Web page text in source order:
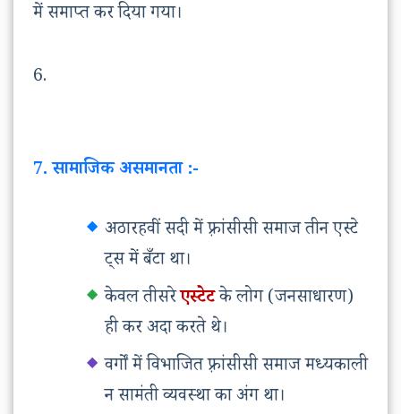
में समाप्त कर दिया गया।
6.
7. सामाजिक असमानता :-
अठारहवीं सदी में फ़्रांसीसी समाज तीन एस्टे
ट्स में बँटा था।
केवल तीसरेएस्टेटके लोग (जनसाधारण)
ही कर अदा करते थे।
वर्गों में विभाजित फ़्रांसीसी समाज मध्यकाली
न सामंती व्यवस्था का अंग था।